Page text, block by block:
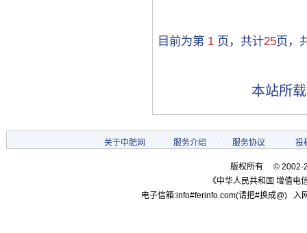
[购买]黑龙江双鸭山购买一.
[代理]河南代理磷酸二铵10.
目前为第 1页，共计25页，
本站所
关于中肥网 - 服务介绍 - 服务协议 - 投
版权所有 © 2002-
《中华人民共和国 增值电
电子信箱:info#ferinfo.com(请把#换成@)